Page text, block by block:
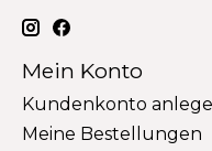
Mein Konto
Kundenkonto
Meine Bestellungen